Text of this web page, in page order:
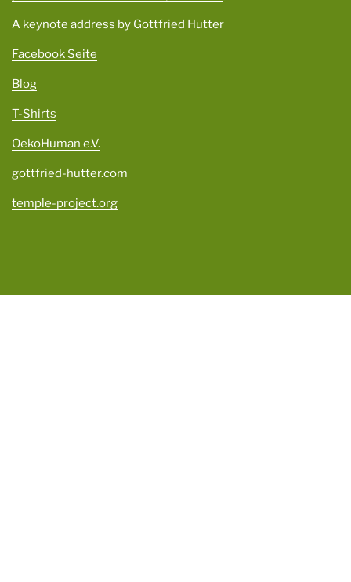
A keynote address by Gottfried Hutter
Facebook Seite
Blog
T-Shirts
OekoHuman e.V.
gottfried-hutter.com
temple-project.org